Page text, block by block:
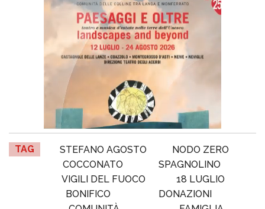
TAG STEFANO AGOSTO
NODO ZERO
COCCONATO
SPAGNOLINO
VIGILI DEL FUOCO
18 LUGLIO
BONIFICO
DONAZIONI